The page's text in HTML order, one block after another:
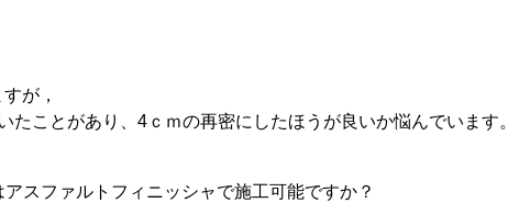
が，
たことがあり、4ｃｍの再密にしたほうが良いか悩んでいます。
スファルトフィニッシャで施工可能ですか？